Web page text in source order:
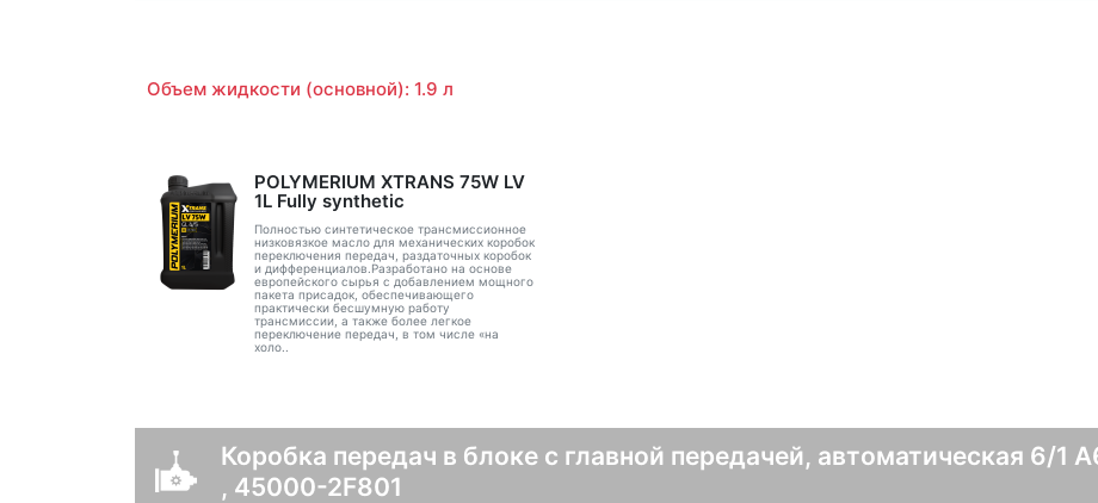
Объем жидкости (основной): 1.9 л
POLYMERIUM XTRANS 75W LV
1L Fully synthetic
Полностью синтетическое трансмиссионное
низковязкое масло для механических коробок
переключения передач, раздаточных коробок
и дифференциалов.Разработано на основе
европейского сырья с добавлением мощного
пакета присадок, обеспечивающего
практически бесшумную работу
трансмиссии, а также более легкое
переключение передач, в том числе «на
холо..
Коробка передач в блоке с главной передачей, автоматическая 6/1
, 45000-2F801